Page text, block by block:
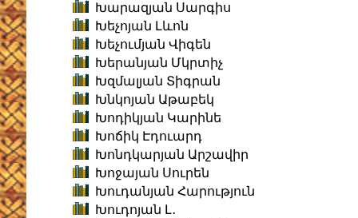
Խարազյան Սարգիս
Խեչոյան Լևոն
Խեչումյան Վիգեն
Խերանյան Մկրտիչ
Խզմալյան Տիգրան
Խնկոյան Աթաբեկ
Խոդիկյան Կարինե
Խոճիկ Էդուարդ
Խոնդկարյան Արշավիր
Խոջայան Սուրեն
Խուդանյան Հարություն
Խուդոյան Լ․